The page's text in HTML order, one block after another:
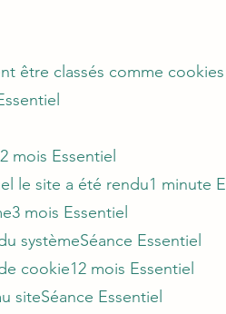
être classés comme cookies
mois Essentiel
le site a été rendu1 minute
mois Essentiel
systèmeSéance Essentiel
cookie12 mois Essentiel
siteSéance Essentiel